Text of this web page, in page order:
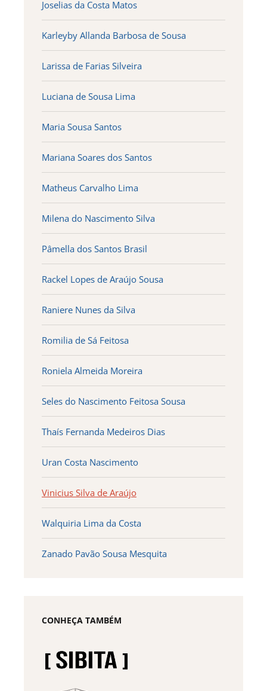
Joselias da Costa Matos
Karleyby Allanda Barbosa de Sousa
Larissa de Farias Silveira
Luciana de Sousa Lima
Maria Sousa Santos
Mariana Soares dos Santos
Matheus Carvalho Lima
Milena do Nascimento Silva
Pâmella dos Santos Brasil
Rackel Lopes de Araújo Sousa
Raniere Nunes da Silva
Romilia de Sá Feitosa
Roniela Almeida Moreira
Seles do Nascimento Feitosa Sousa
Thaís Fernanda Medeiros Dias
Uran Costa Nascimento
Vinicius Silva de Araújo
Walquiria Lima da Costa
Zanado Pavão Sousa Mesquita
CONHEÇA TAMBÉM